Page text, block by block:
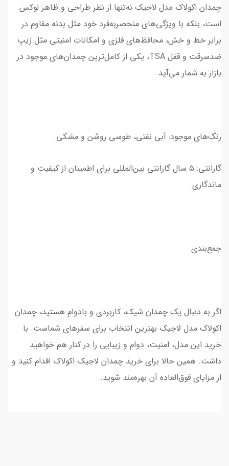
چمدان اکولاک مدل لاجیک نه‌تنها از نظر طراحی و ظاهر لوکس
است، بلکه با ویژگی‌های منحصر‌به‌فرد خود مثل بدنه مقاوم در
برابر خط و خش، محافظ‌های فلزی و امکانات امنیتی مثل زیپ
ضدسرقت و قفل TSA، یکی از کامل‌ترین چمدان‌های موجود در
بازار به شمار می‌آید.
رنگ‌های موجود: آبی نفتی، طوسی روشن و مشکی.
گارانتی: ۵ سال گارانتی بین‌المللی برای اطمینان از کیفیت و
ماندگاری.
جمع‌بندی
اگر به دنبال یک چمدان شیک، کاربردی و بادوام هستید، چمدان
اکولاک مدل لاجیک بهترین انتخاب برای سفرهای شماست. با
خرید این مدل، امنیت، دوام و زیبایی را در کنار هم خواهید
داشت. همین حالا برای خرید چمدان لاجیک اکولاک اقدام کنید و
از مزایای فوق‌العاده آن بهره‌مند شوید.